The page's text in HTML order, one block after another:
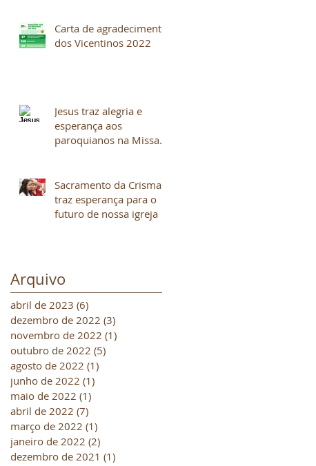
Carta de agradecimento
dos Vicentinos 2022
Jesus traz alegria e
esperança aos
paroquianos na Missa
Sacramento da Crisma
traz esperança para o
futuro de nossa igreja
Arquivo
abril de 2023 (6)
dezembro de 2022 (3)
novembro de 2022 (1)
outubro de 2022 (5)
agosto de 2022 (1)
junho de 2022 (1)
maio de 2022 (1)
abril de 2022 (7)
março de 2022 (1)
janeiro de 2022 (2)
dezembro de 2021 (1)